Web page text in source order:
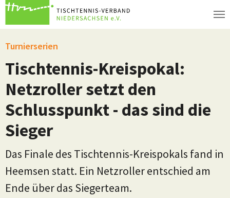
Zum Hauptinhalt springen
Turnierserien
Tischtennis-Kreispokal:
Netzroller setzt den
Schlusspunkt - das sind die
Sieger
Das Finale des Tischtennis-Kreispokals fand in
Heemsen statt. Ein Netzroller entschied am
Ende über das Siegerteam.